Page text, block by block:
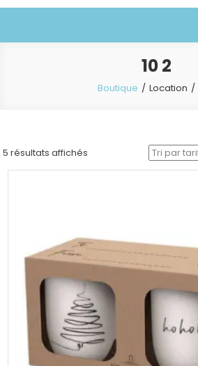
10 2
Boutique Location
5 résultats affichés
par